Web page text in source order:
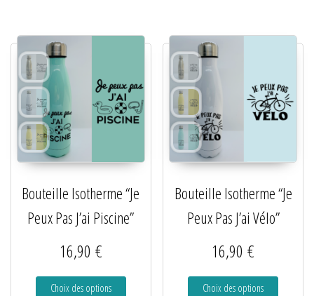
Bouteille Isotherme “Je
Peux Pas J’ai Piscine”
16,90 €
Choix des options
Bouteille Isotherme “Je
Peux Pas J’ai Vélo”
16,90€
Choix des options